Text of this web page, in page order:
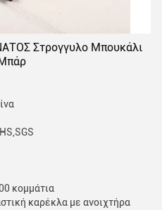
Στρογγυλο Μπουκάλι
κομμάτια
καρέκλα με ανοιχτήρα